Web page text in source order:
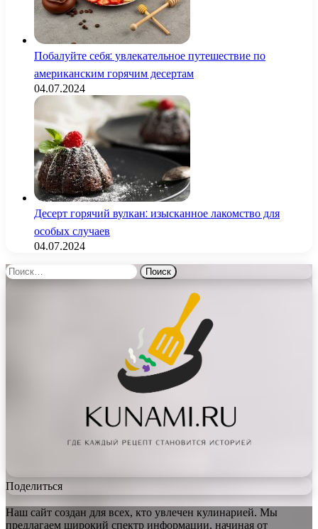
Побалуйте себя: увлекательное путешествие по
американским горячим десертам
04.07.2024
Десерт горячий вулкан: изысканное лакомство для
особых случаев
04.07.2024
Найти:
Поделиться
Наш сайт создан для всех, кто увлечен кулинарией. Мы
предлагаем широкий спектр информации, начиная от